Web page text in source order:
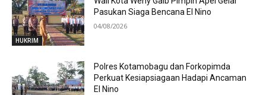
HUKRIM
Pasukan Siaga Bencana El Nino
04/08/2026
Polres Kotamobagu dan Forkopimda
Perkuat Kesiapsiagaan Hadapi Ancaman
El Nino